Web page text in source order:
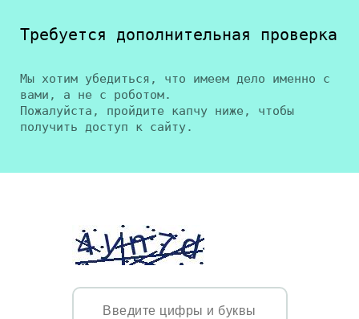
Требуется дополнительная проверка
Мы хотим убедиться, что имеем дело именно с
вами, а не с роботом.
Пожалуйста, пройдите капчу ниже, чтобы
получить доступ к сайту.